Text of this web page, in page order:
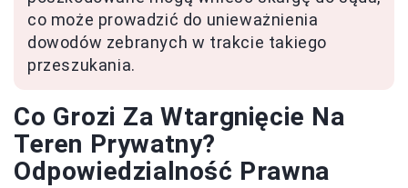
co może prowadzić do unieważnienia
dowodów zebranych w trakcie takiego
przeszukania.
Co Grozi Za Wtargnięcie Na
Teren Prywatny?
Odpowiedzialność Prawna